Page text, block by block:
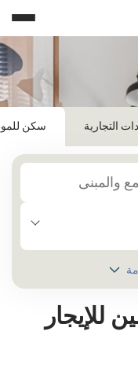
التجارية سكن
للإيجار